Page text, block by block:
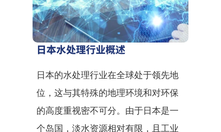
日本水处理行业概述
日本的水处理行业在全球处于领先地
位，这与其特殊的地理环境和对环保
的高度重视密不可分。由于日本是一
个岛国，淡水资源相对有限，且工业